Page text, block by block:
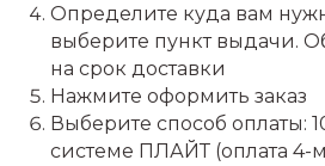
Определите куда вам
выберите пункт выдачи.
на срок доставки
Нажмите оформить заказ
Выберите способ оплаты:
системе ПЛАЙТ (оплата 4-